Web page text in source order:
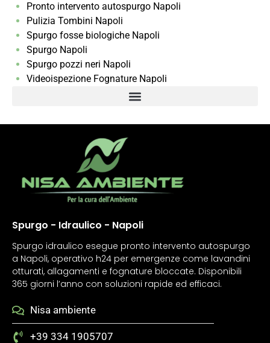
Pronto intervento autospurgo Napoli
Pulizia Tombini Napoli
Spurgo fosse biologiche Napoli
Spurgo Napoli
Spurgo pozzi neri Napoli
Videoispezione Fognature Napoli
Spurgo - Idraulico - Napoli
Spurgo idraulico esegue pronto intervento autospurgo
a Napoli, operativo h24 per emergenze come lavandini
otturati, allagamenti e fognature bloccate. Disponibili
365 giorni l’anno con soluzioni rapide ed efficaci.
Nisa ambiente
+39 334 1905707